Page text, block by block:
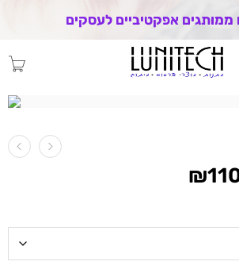
ממותגים אפקטיביים לעסקים
₪